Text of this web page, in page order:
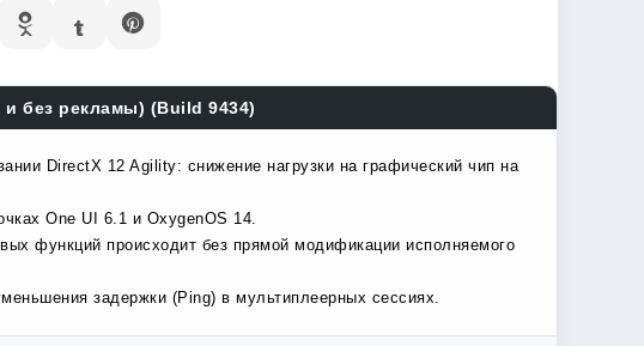
без рекламы) (Build 9434)
DirectX 12 Agility: снижение нагрузки на графический чип на
One UI 6.1 и OxygenOS 14.
функций происходит без прямой модификации исполняемого
задержки (Ping) в мультиплеерных сессиях.